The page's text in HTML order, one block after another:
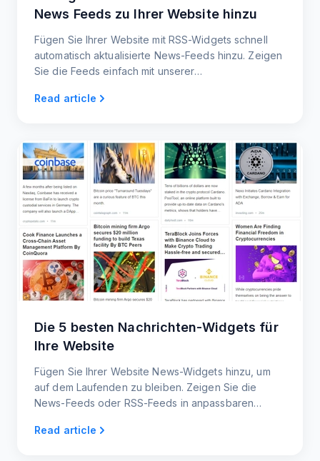
News Feeds zu Ihrer Website hinzu
Fügen Sie Ihrer Website mit RSS-Widgets schnell
automatisch aktualisierte News-Feeds hinzu. Zeigen
Sie die Feeds einfach mit unserer
teilen Sie die Inhalte mit Ihren Nutzern.
Read article
Die 5 besten Nachrichten-Widgets für
Ihre Website
Fügen Sie Ihrer Website News-Widgets hinzu, um
auf dem Laufenden zu bleiben. Zeigen Sie die
News-Feeds oder RSS-Feeds in anpassbaren
Read article